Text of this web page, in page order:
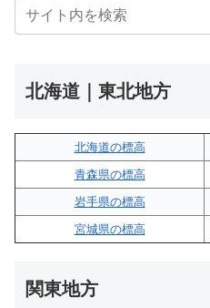
北海道｜東北地方
北海道の標高
青森県の標高
岩手県の標高
宮城県の標高
関東地方